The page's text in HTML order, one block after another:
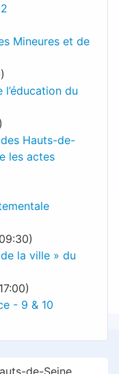
Mineures et de
)
l’éducation du
)
Hauts-de-
les actes
09:30)
la ville » du
17:00)
- 9 & 10